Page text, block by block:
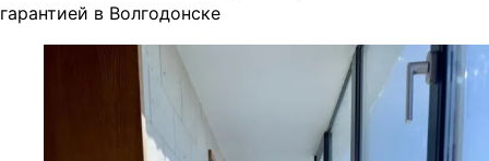
гарантией в Волгодонске